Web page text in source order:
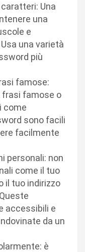
Una
una
e
una varietà
più
famose:
frasi famose o
come
sono facili
facilmente
personali: non
come il tuo
il tuo indirizzo
accessibili e
da un
è